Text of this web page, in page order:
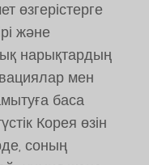
өзгерістерге
және
нарықтардың
мен
баса
Корея өзін
соның